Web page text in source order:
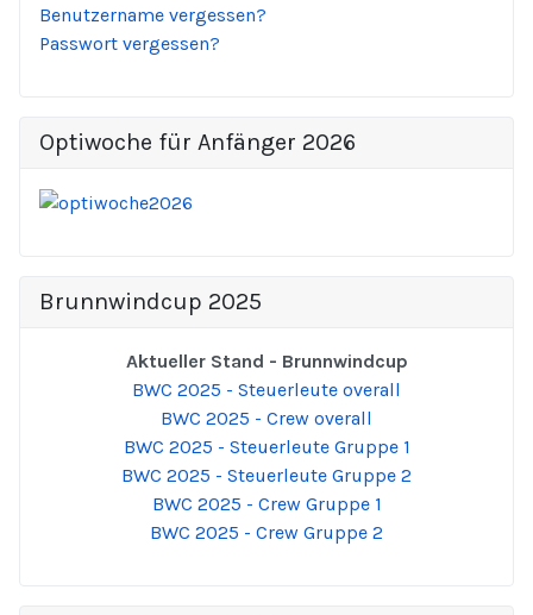
Benutzername vergessen?
Passwort vergessen?
Optiwoche für Anfänger 2026
Brunnwindcup 2025
Aktueller Stand - Brunnwindcup
BWC 2025 - Steuerleute overall
BWC 2025 - Crew overall
BWC 2025 - Steuerleute Gruppe 1
BWC 2025 - Steuerleute Gruppe 2
BWC 2025 - Crew Gruppe 1
BWC 2025 - Crew Gruppe 2